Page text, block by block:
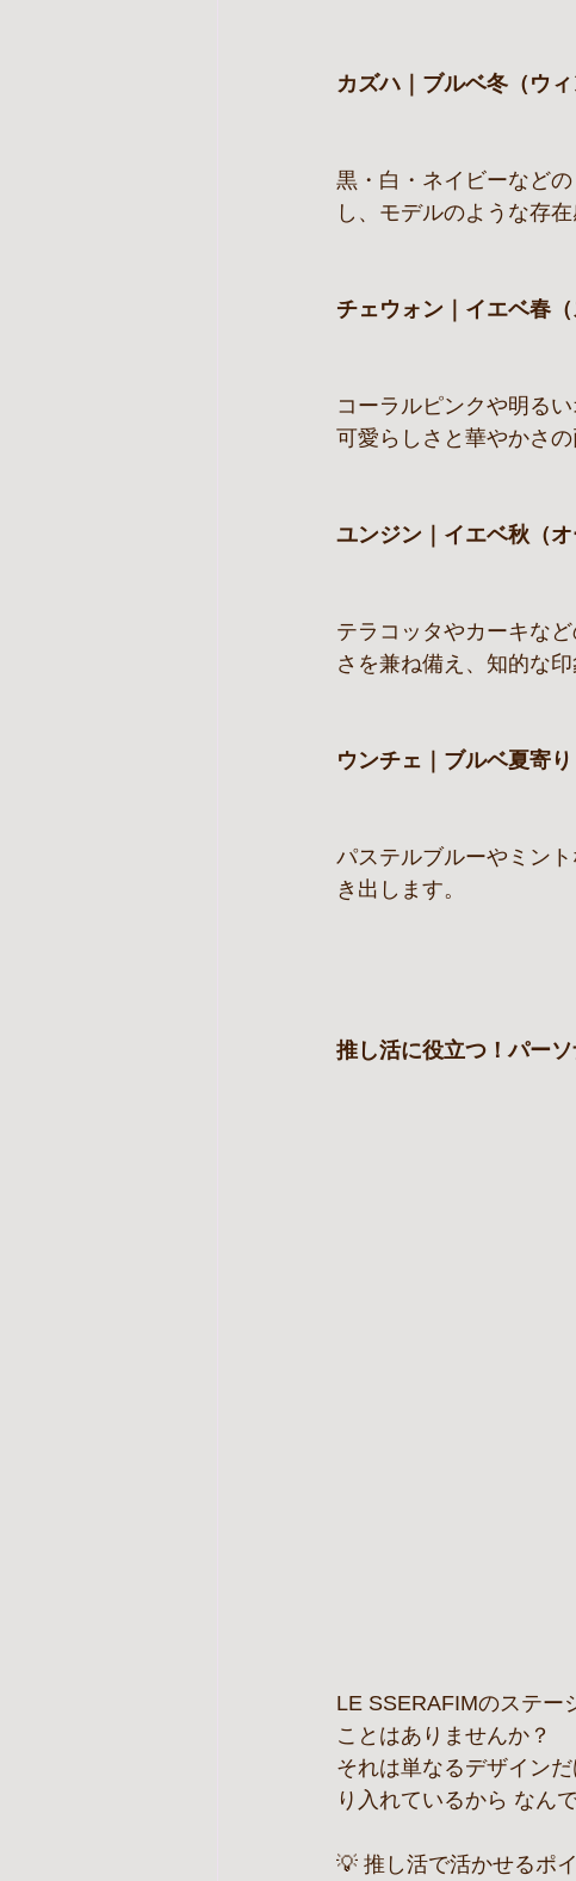
カズハ｜ブルベ冬（ウィ
黒・白・ネイビーなど
し、モデルのような存在
チェウォン｜イエベ春（
コーラルピンクや明る
可愛らしさと華やかさの
ユンジン｜イエベ秋（オ
テラコッタやカーキな
さを兼ね備え、知的な印
ウンチェ｜ブルベ夏寄り
パステルブルーやミン
き出します。
推し活に役立つ！パー
LE SSERAFIMのステー
ことはありませんか？
それは単なるデザイン
り入れているから なんで
💡 推し活で活かせるポ